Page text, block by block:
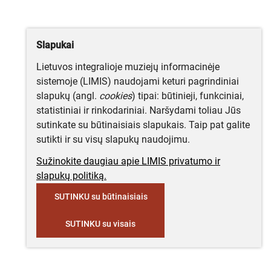
Slapukai
Lietuvos integralioje muziejų informacinėje
sistemoje (LIMIS) naudojami keturi pagrindiniai
slapukų (angl. cookies) tipai: būtinieji, funkciniai,
statistiniai ir rinkodariniai. Naršydami toliau Jūs
sutinkate su būtinaisiais slapukais. Taip pat galite
sutikti ir su visų slapukų naudojimu.
Sužinokite daugiau apie LIMIS privatumo ir
slapukų politiką.
SUTINKU su būtinaisiais
SUTINKU su visais